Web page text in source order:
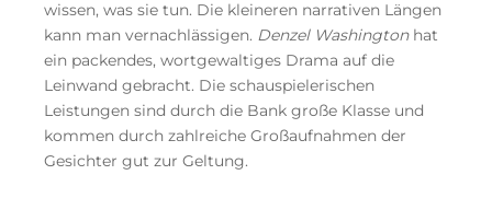
wissen, was sie tun. Die kleineren narrativen Längen
kann man vernachlässigen. Denzel Washingtonhat
ein packendes, wortgewaltiges Drama auf die
Leinwand gebracht. Die schauspielerischen
Leistungen sind durch die Bank große Klasse und
kommen durch zahlreiche Großaufnahmen der
Gesichter gut zur Geltung.